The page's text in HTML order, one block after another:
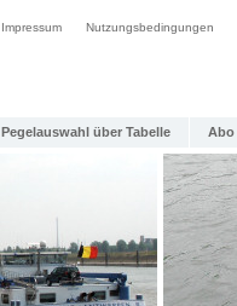
Impressum Nutzungsbedingungen
Pegelauswahl über Tabelle Abo